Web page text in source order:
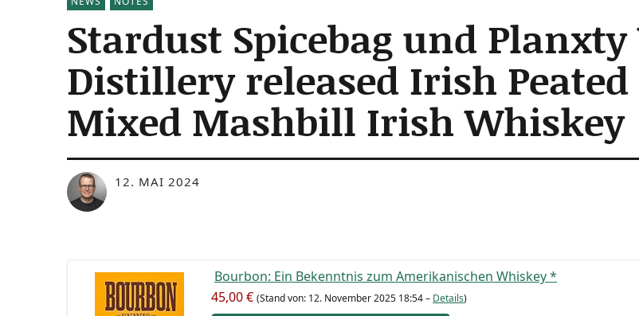
Stardust Spicebag und
Distillery released Irish
Mixed Mashbill Irish Whiskey
12. MAI 2024
Bour­bon: Ein Bekennt­nis zum Ame­ri­ka­ni­schen Whis­key*
45,00 € (Stand von: 12. Novem­ber 2025 18:54 – Details)